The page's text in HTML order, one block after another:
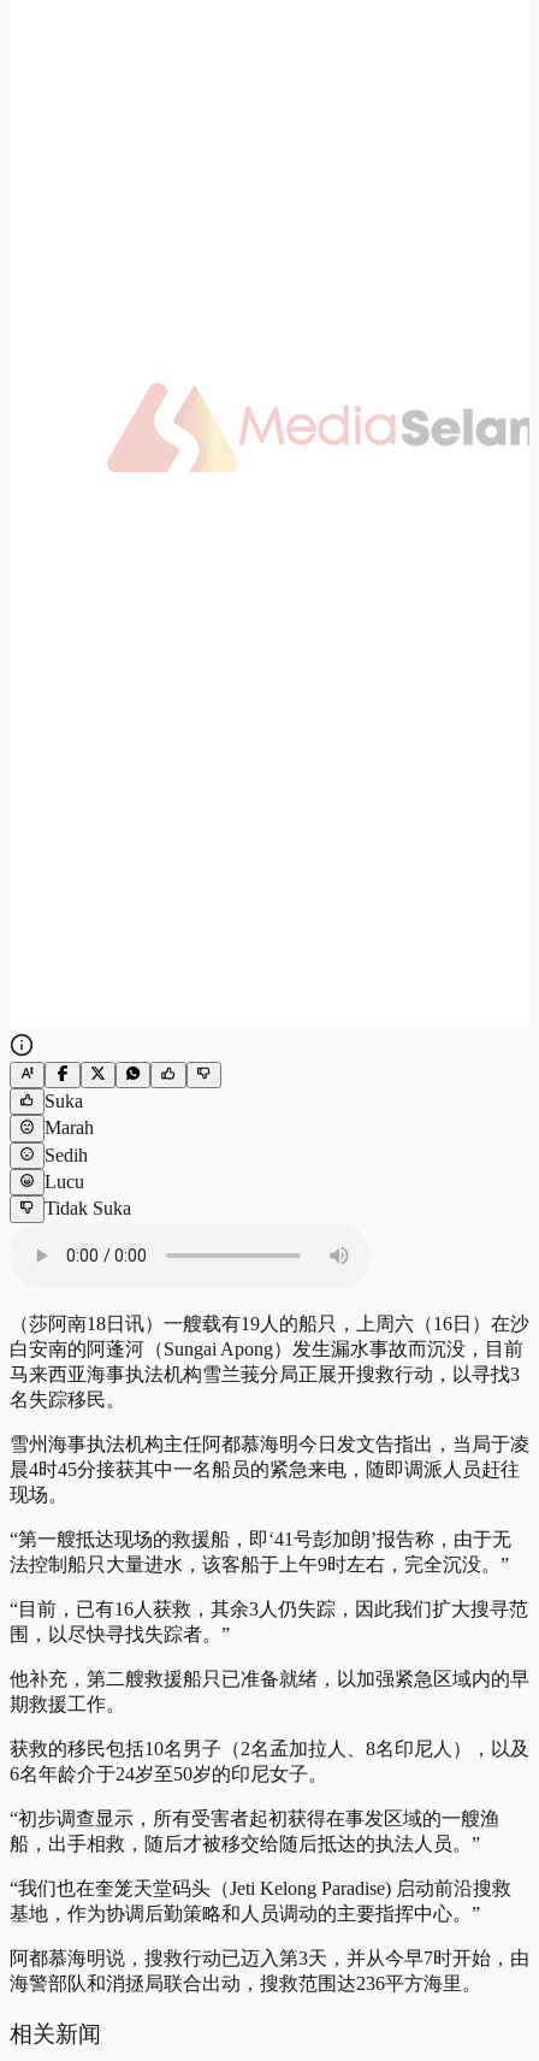
Suka
Marah
Sedih
Lucu
Tidak Suka
（莎阿南18日讯）一艘载有19人的船只，上周六（16日）在沙
白安南的阿蓬河（Sungai Apong）发生漏水事故而沉没，目前
马来西亚海事执法机构雪兰莪分局正展开搜救行动，以寻找3
名失踪移民。
雪州海事执法机构主任阿都慕海明今日发文告指出，当局于凌
晨4时45分接获其中一名船员的紧急来电，随即调派人员赶往
现场。
“第一艘抵达现场的救援船，即‘41号彭加朗’报告称，由于无
法控制船只大量进水，该客船于上午9时左右，完全沉没。”
“目前，已有16人获救，其余3人仍失踪，因此我们扩大搜寻范
围，以尽快寻找失踪者。”
他补充，第二艘救援船只已准备就绪，以加强紧急区域内的早
期救援工作。
获救的移民包括10名男子（2名孟加拉人、8名印尼人），以及
6名年龄介于24岁至50岁的印尼女子。
“初步调查显示，所有受害者起初获得在事发区域的一艘渔
船，出手相救，随后才被移交给随后抵达的执法人员。”
“我们也在奎笼天堂码头（Jeti Kelong Paradise) 启动前沿搜救
基地，作为协调后勤策略和人员调动的主要指挥中心。”
阿都慕海明说，搜救行动已迈入第3天，并从今早7时开始，由
海警部队和消拯局联合出动，搜救范围达236平方海里。
相关新闻